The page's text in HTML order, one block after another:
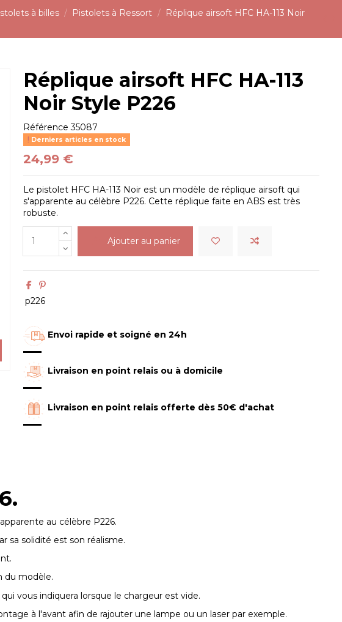
à billes Pistolets à Ressort
Réplique airsoft HFC HA-113 Noir
Réplique airsoft HFC HA-113
Noir Style P226
Référence 35087
Derniers articles en stock
24,99 €
Le pistolet HFC HA-113 Noir est un modèle de réplique airsoft qui
s'apparente au célèbre P226. Cette réplique faite en ABS est très
robuste.
Ajouter au panier
p226
Envoi rapide et soigné en 24h
Livraison en point relais ou à domicile
Livraison en point relais offerte dès 50€ d'achat
au célèbre P226.
sa solidité est son réalisme.
du modèle.
vous indiquera lorsque le chargeur est vide.
à l'avant afin de rajouter une lampe ou un laser par exemple.